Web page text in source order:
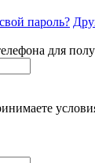
пароль?
для